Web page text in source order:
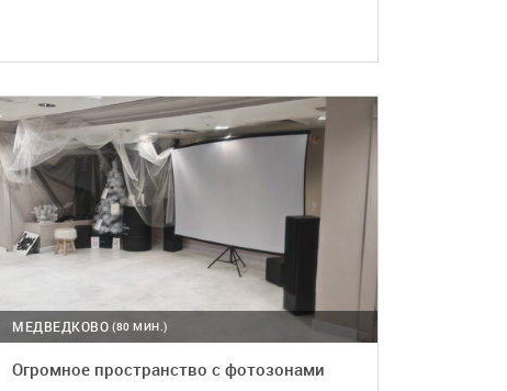
(80 МИН.)
МЕДВЕДКОВО
Огромное пространство с фотозонами